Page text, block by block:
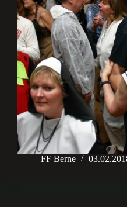
FF Berne